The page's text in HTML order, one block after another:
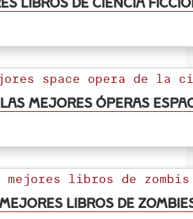
libros de ciencia
Las mejores óperas
mejores libros de